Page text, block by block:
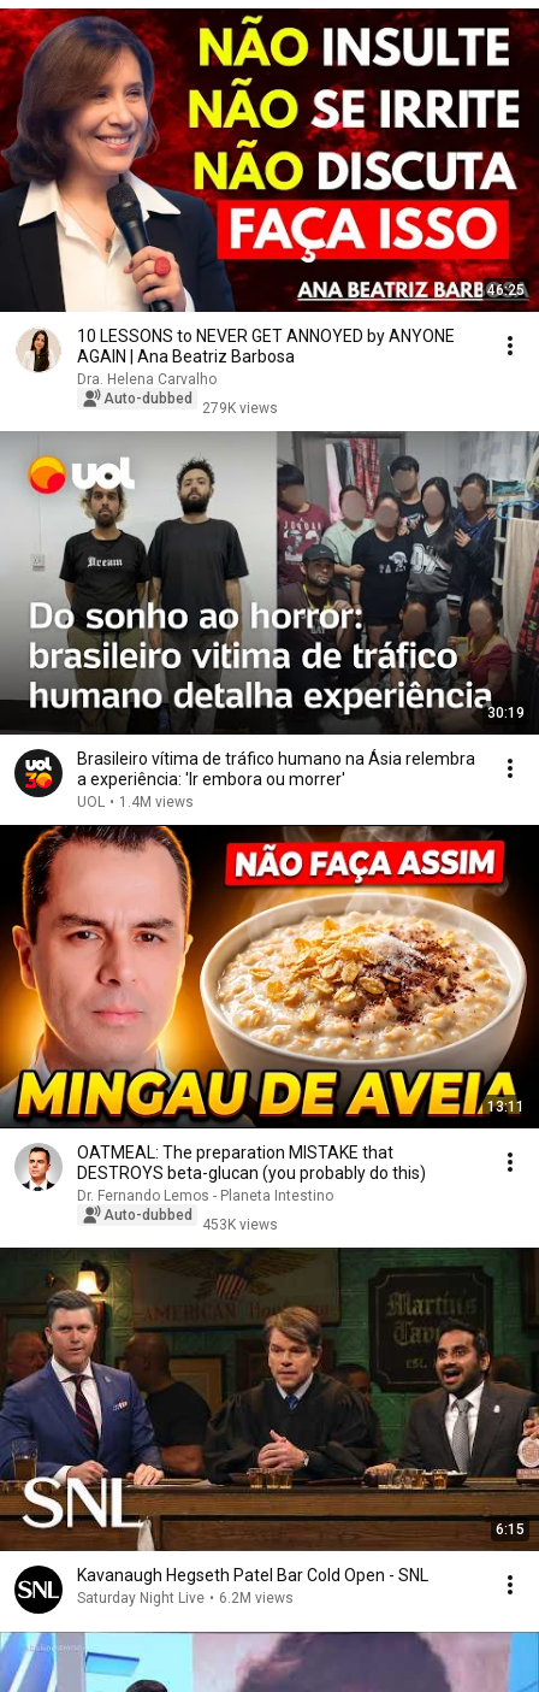
46:25
10 LESSONS to NEVER GET ANNOYED by ANYONE
AGAIN | Ana Beatriz Barbosa
Dra. Helena Carvalho
Auto-dubbed
279K views
30:19
Brasileiro vítima de tráfico humano na Ásia relembra
a experiência: 'Ir embora ou morrer'
UOL • 1.4M views
13:11
OATMEAL: The preparation MISTAKE that
DESTROYS beta-glucan (you probably do this)
Dr. Fernando Lemos - Planeta Intestino
Auto-dubbed
453K views
6:15
Kavanaugh Hegseth Patel Bar Cold Open - SNL
Saturday Night Live • 6.2M views